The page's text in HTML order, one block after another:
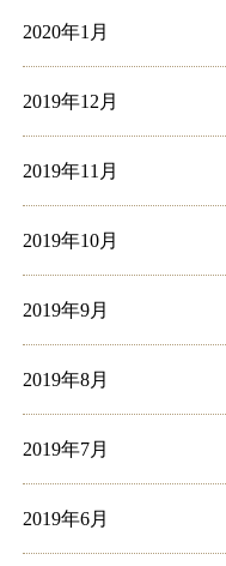
2020年1月
2019年12月
2019年11月
2019年10月
2019年9月
2019年8月
2019年7月
2019年6月